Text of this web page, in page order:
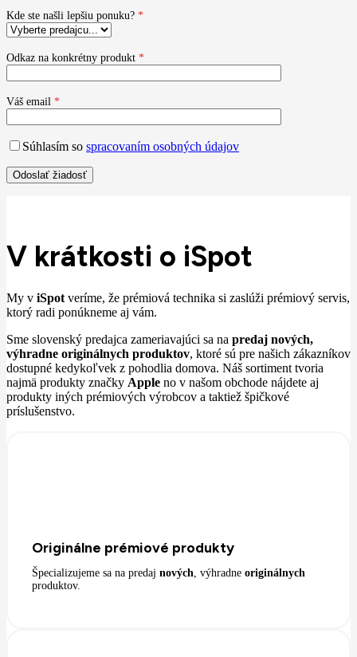
Kde ste našli lepšiu ponuku? *
Odkaz na konkrétny produkt *
Váš email *
Súhlasím so spracovaním osobných údajov
V krátkosti o iSpot
My v iSpot veríme, že prémiová technika si zaslúži prémiový servis,
ktorý radi ponúkneme aj vám.
Sme slovenský predajca zameriavajúci sa na predaj nových,
výhradne originálnych produktov, ktoré sú pre našich zákazníkov
dostupné kedykoľvek z pohodlia domova. Náš sortiment tvoria
najmä produkty značky Apple no v našom obchode nájdete aj
produkty iných prémiových výrobcov a taktiež špičkové
príslušenstvo.
Originálne prémiové produkty
Špecializujeme sa na predaj nových, výhradne originálnych
produktov.